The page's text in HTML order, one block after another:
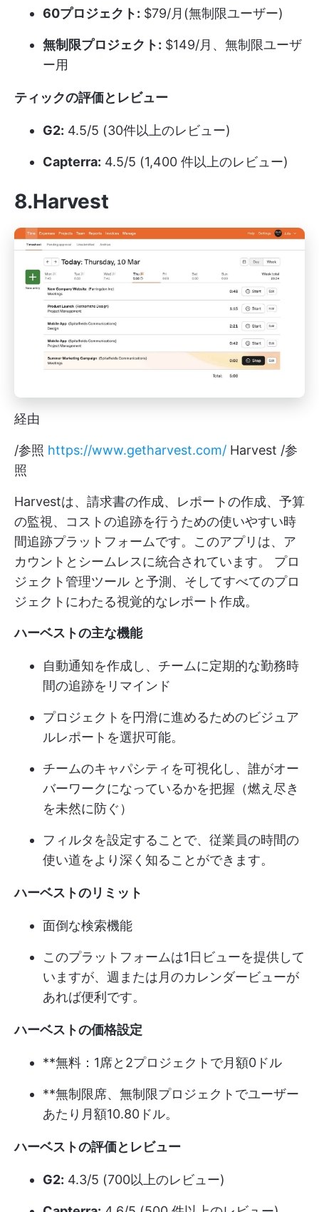
60プロジェクト: $79/月(無制限ユーザー)
無制限プロジェクト: $149/月、無制限ユーザ
ー用
ティックの評価とレビュー
G2: 4.5/5 (30件以上のレビュー)
Capterra: 4.5/5 (1,400 件以上のレビュー)
8.Harvest
経由
/参照 https://www.getharvest.com/ Harvest /参
照
Harvestは、請求書の作成、レポートの作成、予算
の監視、コストの追跡を行うための使いやすい時
間追跡プラットフォームです。このアプリは、ア
カウントとシームレスに統合されています。 プロ
ジェクト管理ツール と予測、そしてすべてのプロ
ジェクトにわたる視覚的なレポート作成。
ハーベストの主な機能
自動通知を作成し、チームに定期的な勤務時
間の追跡をリマインド
プロジェクトを円滑に進めるためのビジュア
ルレポートを選択可能。
チームのキャパシティを可視化し、誰がオー
バーワークになっているかを把握（燃え尽き
を未然に防ぐ）
フィルタを設定することで、従業員の時間の
使い道をより深く知ることができます。
ハーベストのリミット
面倒な検索機能
このプラットフォームは1日ビューを提供して
いますが、週または月のカレンダービューが
あれば便利です。
ハーベストの価格設定
**無料：1席と2プロジェクトで月額0ドル
**無制限席、無制限プロジェクトでユーザー
あたり月額10.80ドル。
ハーベストの評価とレビュー
G2: 4.3/5 (700以上のレビュー)